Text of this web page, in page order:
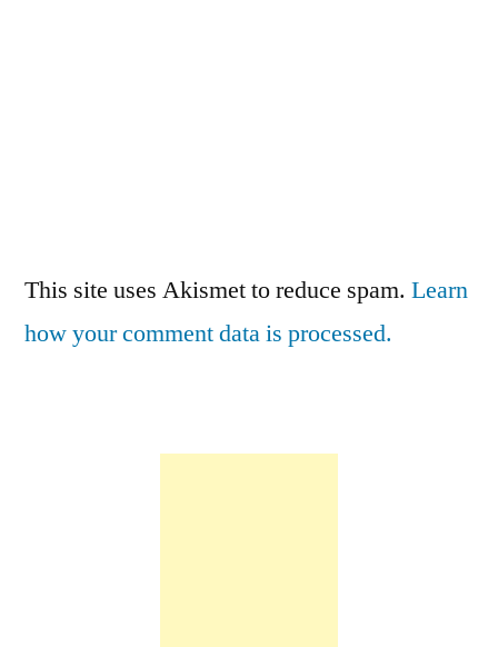
This site uses Akismet to reduce spam. Learn
how your comment data is processed.